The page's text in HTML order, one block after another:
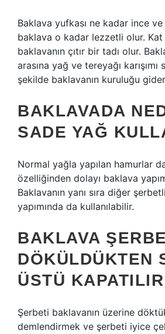
Baklava yufkası ne kadar ince
baklava o kadar lezzetli olur. Kat
baklavanın çıtır bir tadı olur.
arasına yağ ve tereyağı karışımı
şekilde baklavanın kuruluğu
BAKLAVADA
SADE YAĞ
Normal yağla yapılan hamurlar
özelliğinden dolayı baklava
Baklavanın yanı sıra diğer
yapımında da kullanılabilir.
BAKLAVA
DÖKÜLDÜKTEN
ÜSTÜ
Şerbeti baklavanın üzerine
demlendirmek ve şerbeti iyice